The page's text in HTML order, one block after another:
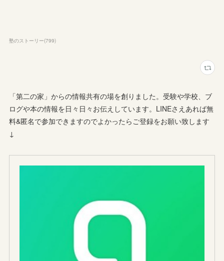
塾のストーリー(799)
「第二の家」からの情報共有の場を創りました。受験や学校、ブ
ログや本の情報を日々日々お伝えしています。LINEさえあれば無
料&匿名で参加できますのでよかったらご登録をお願い致します
↓